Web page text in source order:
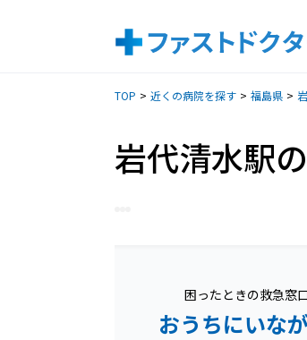
TOP 近くの病院を探す 福島県
岩代清水駅
困ったときの救急窓
おうちにいな